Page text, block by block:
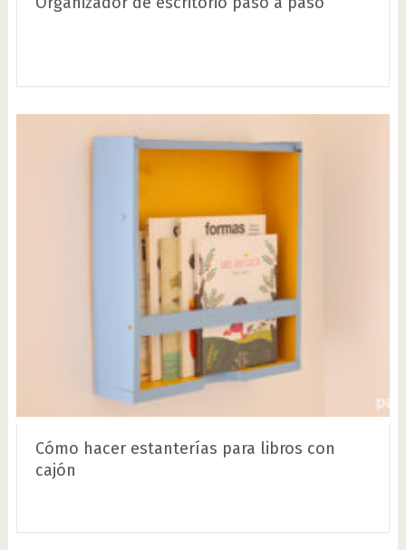
Cómo hacer estanterías para libros con
cajón